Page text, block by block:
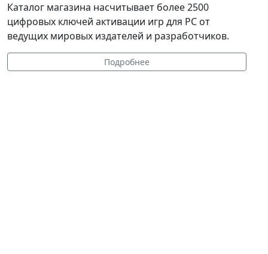
Каталог магазина насчитывает более 2500
цифровых ключей активации игр для PC от
ведущих мировых издателей и разработчиков.
Подробнее